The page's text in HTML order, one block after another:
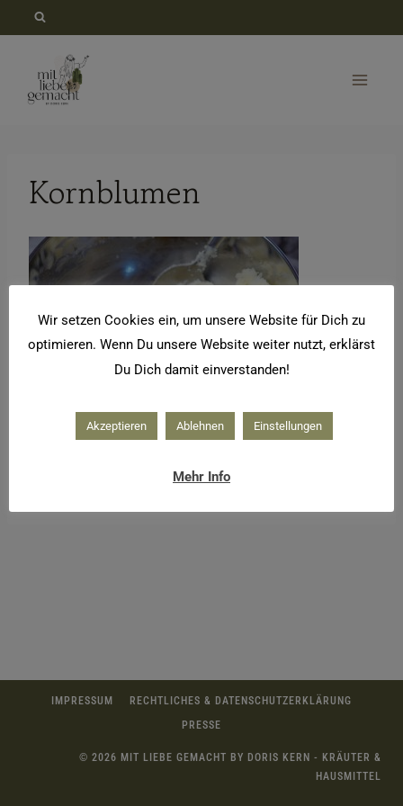
springen
Kornblumen
Sprudelpralinen ein schönes Aussehen
IMPRESSUM
RECHTLICHES & DATENSCHUTZERKLÄRUNG
PRESSE
© 2026 MIT LIEBE GEMACHT BY DORIS KERN - KRÄUTER &
HAUSMITTEL
Wir setzen Cookies ein, um unsere Website für Dich zu
optimieren. Wenn Du unsere Website weiter nutzt, erklärst
Du Dich damit einverstanden!
Akzeptieren Ablehnen Einstellungen
Mehr Info